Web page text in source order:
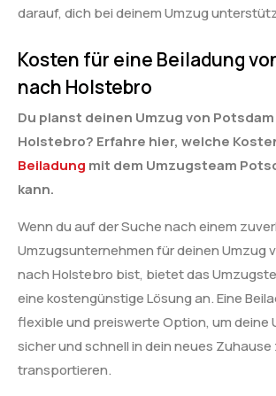
darauf, dich bei deinem Umzug
Kosten für eine Beiladung
nach Holstebro
Du planst deinen Umzug von
Holstebro? Erfahre hier, welche
Beiladung mit dem Umzugsteam
kann.
Wenn du auf der Suche nach einem
Umzugsunternehmen für deinen Umzug
nach Holstebro bist, bietet das
eine kostengünstige Lösung an. Eine
flexible und preiswerte Option, um deine
sicher und schnell in dein neues Zuhause
transportieren.